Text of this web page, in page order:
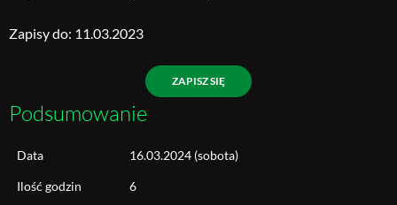
Zapisy do: 11.03.2023
ZAPISZ SIĘ
Podsumowanie
Data 16.03.2024 (sobota)
Ilość godzin 6